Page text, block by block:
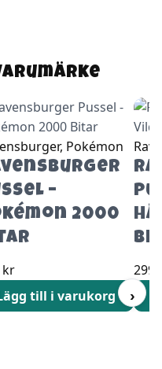
Pokémon
–
2000
kr
till i varukorg
299
›